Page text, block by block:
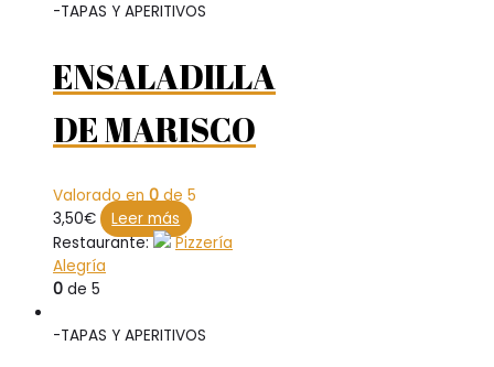
-TAPAS Y APERITIVOS
ENSALADILLA
DE MARISCO
Valorado en0de 5
3,50€
Leer más
Restaurante:
Pizzería
Alegría
0 de 5
-TAPAS Y APERITIVOS